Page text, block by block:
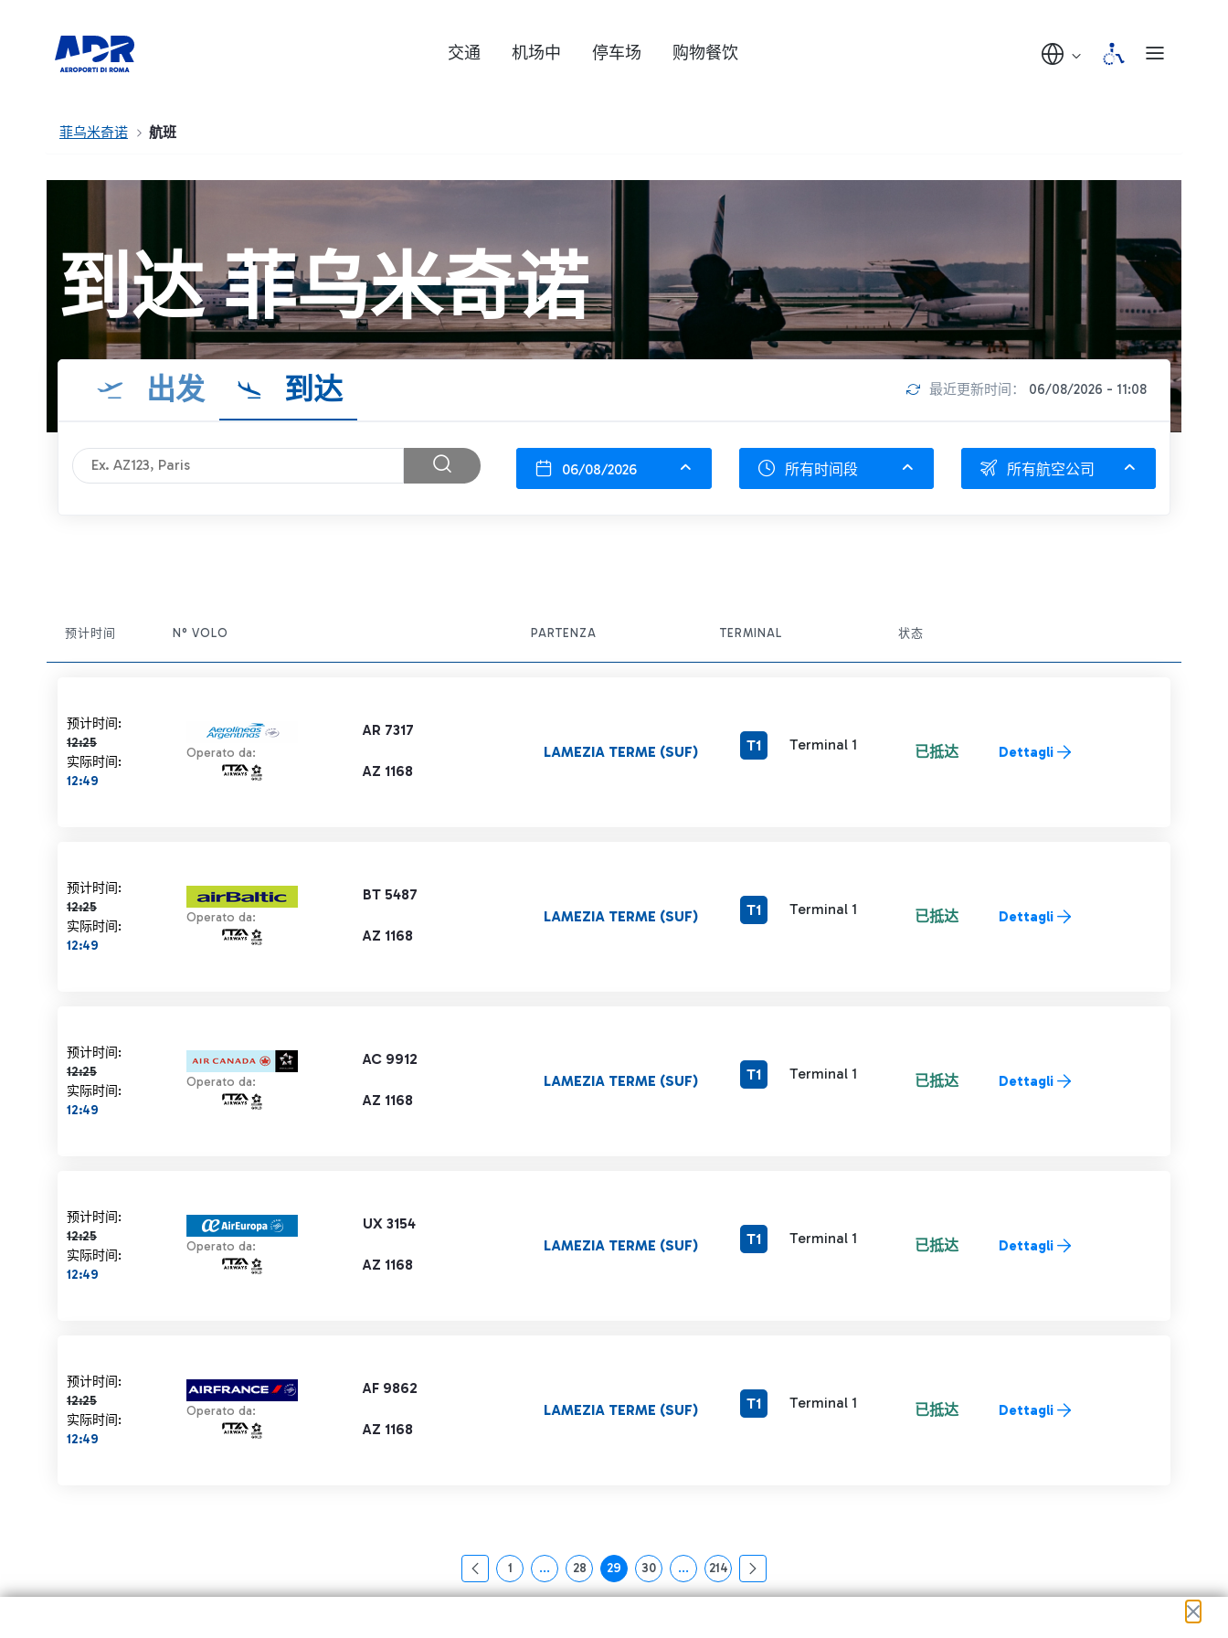
交通 机场中 停车场 购物餐饮
菲乌米奇诺 航班
到达 菲乌米奇诺
出发 到达 最近更新时间： 06/08/2026 - 11:08
06/08/2026 所有时间段 所有航空公司
预计时间 N° VOLO PARTENZA TERMINAL 状态
预计时间:
12:25
计划时间 12:25 删除线
实际时间:
12:49
AR 7317
Operato da:
AZ 1168
LAMEZIA TERME (SUF) T1 Terminal 1 已抵达 Dettagli
预计时间:
12:25
计划时间 12:25 删除线
实际时间:
12:49
BT 5487
Operato da:
AZ 1168
LAMEZIA TERME (SUF) T1 Terminal 1 已抵达 Dettagli
预计时间:
12:25
计划时间 12:25 删除线
实际时间:
12:49
AC 9912
Operato da:
AZ 1168
LAMEZIA TERME (SUF) T1 Terminal 1 已抵达 Dettagli
预计时间:
12:25
计划时间 12:25 删除线
实际时间:
12:49
UX 3154
Operato da:
AZ 1168
LAMEZIA TERME (SUF) T1 Terminal 1 已抵达 Dettagli
预计时间:
12:25
计划时间 12:25 删除线
实际时间:
12:49
AF 9862
Operato da:
AZ 1168
LAMEZIA TERME (SUF) T1 Terminal 1 已抵达 Dettagli
页面
1 ...中间页面 使用 TAB 键进行导航。
页面
28 页面
29 页面
30 ...中间页面 使用 TAB 键进行导航。
页面
214